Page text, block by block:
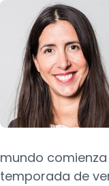
mundo
temporada de